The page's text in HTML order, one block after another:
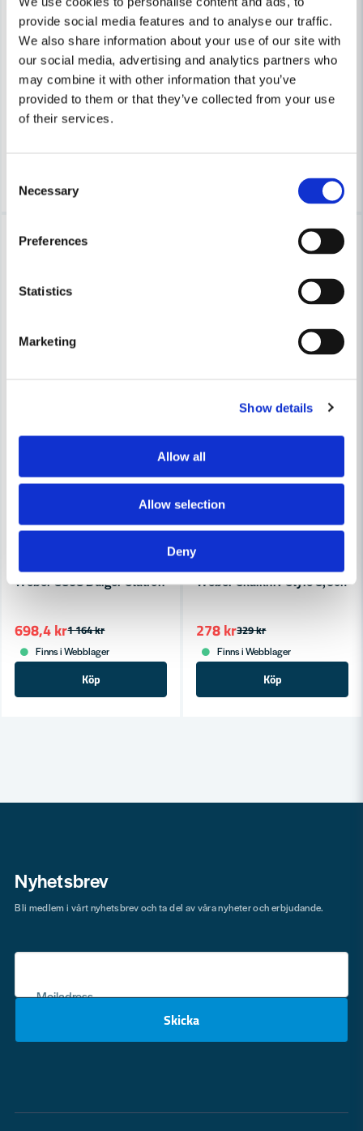
provide social media features and to analyse our traffic.
We also share information about your use of our site with
our social media, advertising and analytics partners who
may combine it with other information that you’ve
provided to them or that they’ve collected from your use
of their services.
Selection
Necessary
Preferences
Statistics
Marketing
Show details
Allow all
Allow selection
Deny
WEBER
Weber Reservhjul 8" med logo
246 kr
WEBER
Weber 7005 Skärbräda
Weber 8858 Burger Station - GBS Black
1 164 kr
698,4 kr
Finns i Webblager
Köp
Lagerrensning upp till
40%
Weber Skalkniv Style 8,5cm
329 kr
278 kr
Finns i Webblager
Köp
Nyhetsbrev
Mejladress
Skicka
Bli medlem i vårt nyhetsbrev och ta del av våra nyheter och erbjudande.